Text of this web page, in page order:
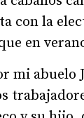
con la
en
mi abuelo